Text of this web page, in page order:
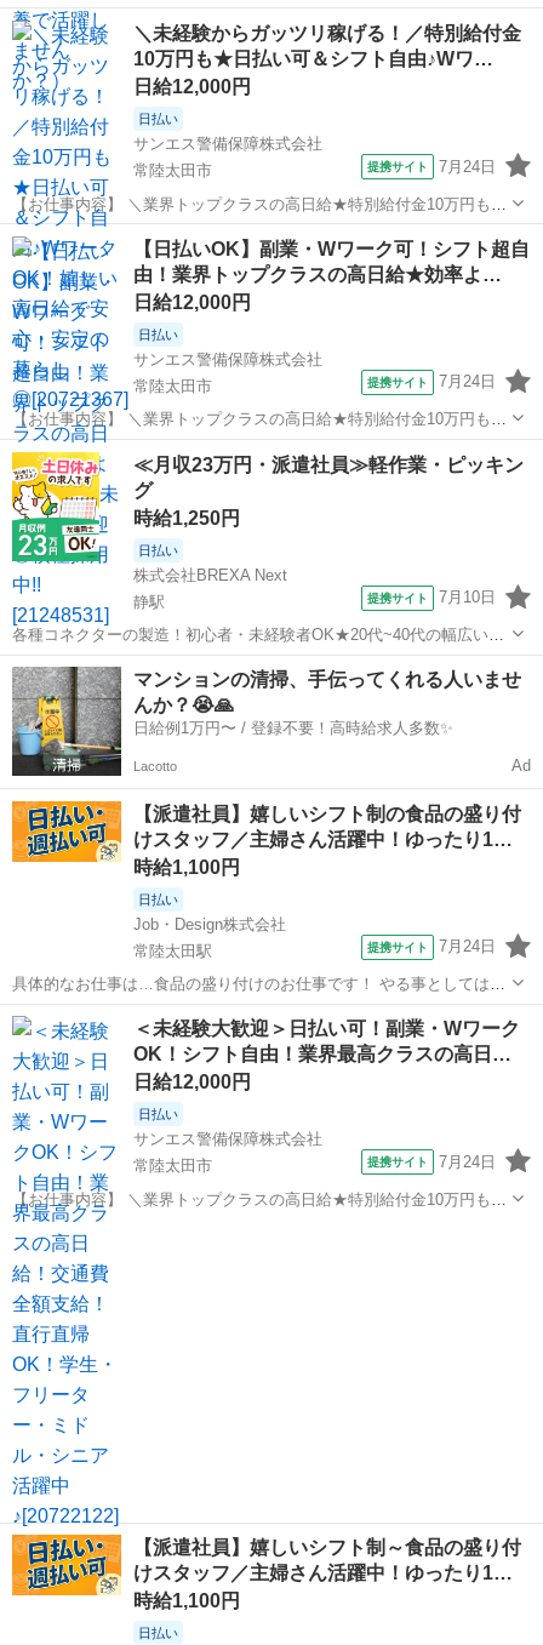
＼未経験からガッツリ稼げる！／特別給付金
10万円も★日払い可＆シフト自由♪Wワ…
日給12,000円
日払い
サンエス警備保障株式会社
常陸太田市
提携サイト 7月24日
【お仕事内容】 ＼業界トップクラスの高日給★特別給付金10万円も！
日払い可＆シフト自由／ とにかく日給が良い！！高日給で安心・安定
の暮らし♪月収30万円以上も可能！ ▼おシゴトの内容はとってもカン
タン！ 人や車の誘導・案内...
茨城 常陸太田市 警備員
【日払いOK】副業・Wワーク可！シフト超自
由！業界トップクラスの高日給★効率よ…
日給12,000円
日払い
サンエス警備保障株式会社
常陸太田市
提携サイト 7月24日
【お仕事内容】 ＼業界トップクラスの高日給★特別給付金10万円も！
日払い可＆シフト自由／ とにかく日給が良い！！高日給で安心・安定
の暮らし♪月収30万円以上も可能！ ▼おシゴトの内容はとってもカン
タン！ 人や車の誘導・案内...
茨城 常陸太田市 警備員
≪月収23万円・派遣社員≫軽作業・ピッキン
グ
時給1,250円
日払い
株式会社BREXA Next
静駅
提携サイト 7月10日
各種コネクターの製造！初心者・未経験者OK★20代~40代の幅広い男
女活躍中！空調完備！お弁当持込み可！仕出し弁当あり！マイカー通
勤可！無料駐車場完備！《茨城県常陸大宮市》 人気の工場のお仕事 ◇
各種コネクターの製造◇ ＊...
茨城 常陸太田市 その他
マンションの清掃、手伝ってくれる人いませ
んか？😭🙏
日給例1万円〜 / 登録不要！高時給求人多数✨
Lacotto Ad
【派遣社員】嬉しいシフト制の食品の盛り付
けスタッフ／主婦さん活躍中！ゆったり1…
時給1,100円
日払い
Job・Design株式会社
常陸太田駅
提携サイト 7月24日
具体的なお仕事は…食品の盛り付けのお仕事です！ やる事としては、
・コンベアで流れてくる、おにぎり、巻物、米飯のパック詰め ・コン
ベアで流れている海苔巻きへ具材を乗せる作業 ・機械への食材（海苔
など）投入 など シン...
茨城 常陸太田市 常陸太田駅 その他
＜未経験大歓迎＞日払い可！副業・Wワーク
OK！シフト自由！業界最高クラスの高日…
日給12,000円
日払い
サンエス警備保障株式会社
常陸太田市
提携サイト 7月24日
【お仕事内容】 ＼業界トップクラスの高日給★特別給付金10万円も！
日払い可＆シフト自由／ とにかく日給が良い！！高日給で安心・安定
の暮らし♪月収30万円以上も可能！ ▼おシゴトの内容はとってもカン
タン！ 人や車の誘導・案内...
茨城 常陸太田市
【派遣社員】嬉しいシフト制～食品の盛り付
けスタッフ／主婦さん活躍中！ゆったり1…
時給1,100円
日払い